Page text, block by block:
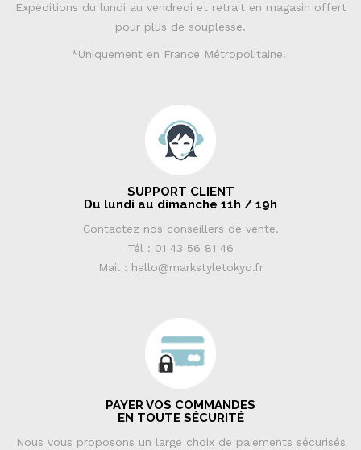
Expéditions du lundi au vendredi et retrait en magasin offert
pour plus de souplesse.
*Uniquement en France Métropolitaine.
SUPPORT CLIENT
Du lundi au dimanche 11h / 19h
Contactez nos conseillers de vente.
Tél : 01 43 56 81 46
Mail : hello@markstyletokyo.fr
PAYER VOS COMMANDES
EN TOUTE SÉCURITÉ
Nous vous proposons un large choix de paiements sécurisés